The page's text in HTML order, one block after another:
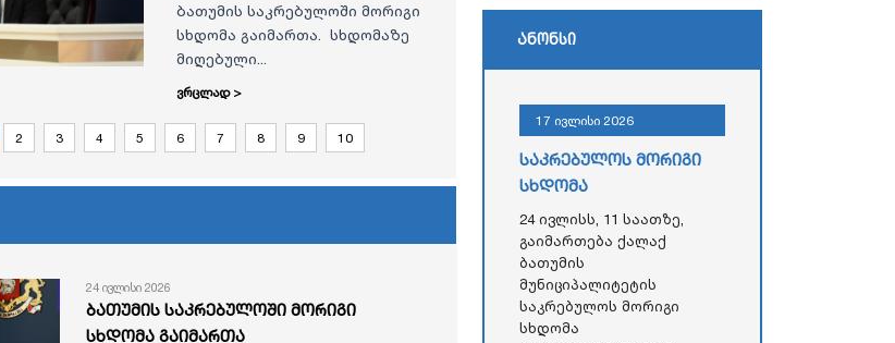
ბათუმის საკრებულოში მორიგი
სხდომა გაიმართა. სხდომაზე
მიღებული...
ვრცლად >
2 3 4 5 6 7 8 9 10
24 ივლისი 2026
ბათუმის საკრებულოში მორიგი
სხდომა გაიმართა
ანონსი
17 ივლისი 2026
საკრებულოს მორიგი
სხდომა
24 ივლისს, 11 საათზე,
გაიმართება ქალაქ
ბათუმის
მუნიციპალიტეტის
საკრებულოს მორიგი
სხდომა